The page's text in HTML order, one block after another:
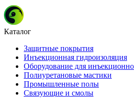
Каталог
Защитные покрытия
Инъекционная гидроизоляция
Оборудование для
Полиуретановые мастики
Промышленные полы
Связующие и смолы